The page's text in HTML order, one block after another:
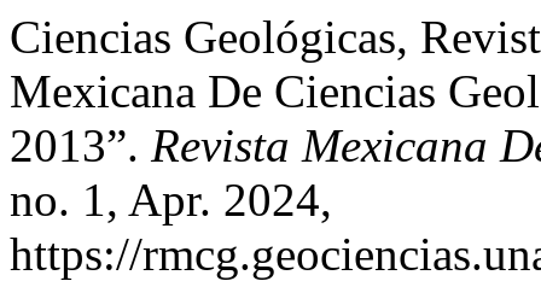
Ciencias Geológicas,
Mexicana De Ciencias
2013”. Revista Mexicana
no. 1, Apr. 2024,
https://